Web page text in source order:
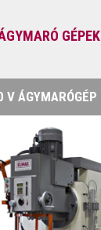
GÉPEK
V ÁGYMARÓGÉP